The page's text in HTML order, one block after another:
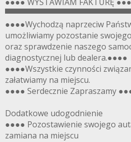
●●●●Wychodzą naprzeciw
umożliwiamy pozostanie
oraz sprawdzenie naszego
diagnostycznej lub dealera.●●●●
●●●●Wszystkie czynności
załatwiamy na miejscu.
●●●● Serdecznie Zapraszamy
Dodatkowe udogodnienie
●●●● Pozostawienie swojego
zamiana na miejscu